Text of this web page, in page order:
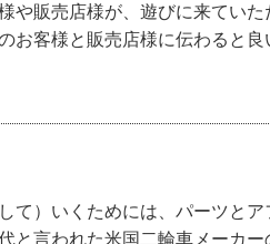
や販売店様が、遊びに来てい
お客様と販売店様に伝わると良
て）いくためには、パーツと
と言われた米国二輪車メーカ